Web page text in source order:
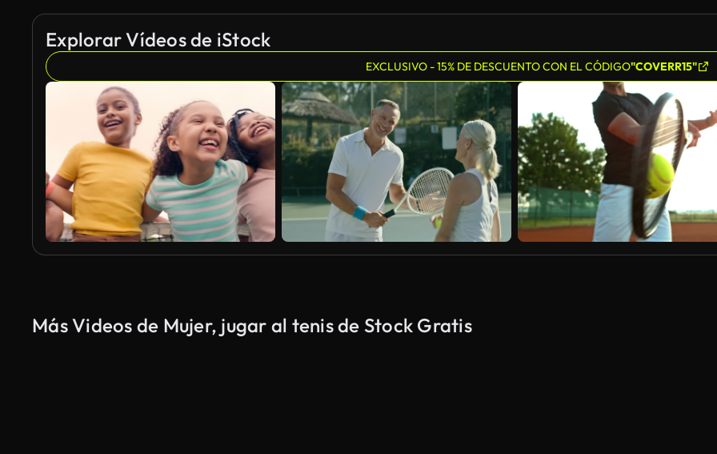
Explorar Vídeos de iStock
EXCLUSIVO - 15% DE DESCUENTO CON EL CÓDIGO"COVERR15"
Más Videos de Mujer, jugar al tenis de Stock Gratis